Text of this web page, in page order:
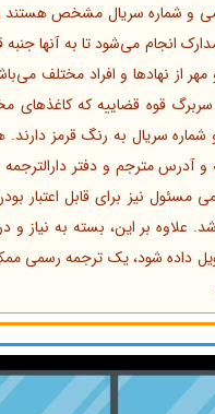
و شماره سریال مشخص هستند
انجام می‌شود تا به آنها جنبه
از نهادها و افراد مختلف
قوه قضاییه که
سریال به رنگ قرمز دارند.
و آدرس مترجم و دفتر
نیز برای قابل اعتبار
علاوه بر این، بسته به نیاز و
داده شود، یک ترجمه رسمی